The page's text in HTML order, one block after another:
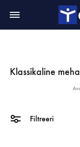
Klassikaline
Filtreeri